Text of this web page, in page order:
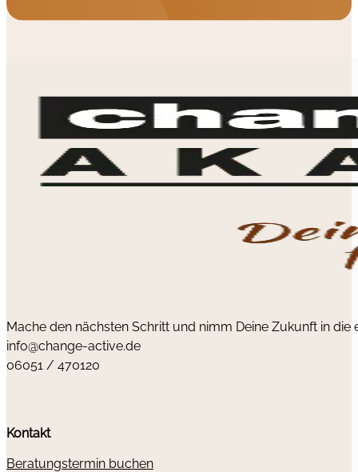
Mache den nächsten Schritt und nimm Deine Zukunft in die
info@change-active.de
06051 / 470120
Kontakt
Beratungstermin buchen